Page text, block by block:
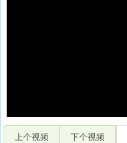
上个视频 下个视频